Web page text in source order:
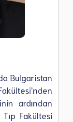
Bulgaristan
ardından
Fakültesi